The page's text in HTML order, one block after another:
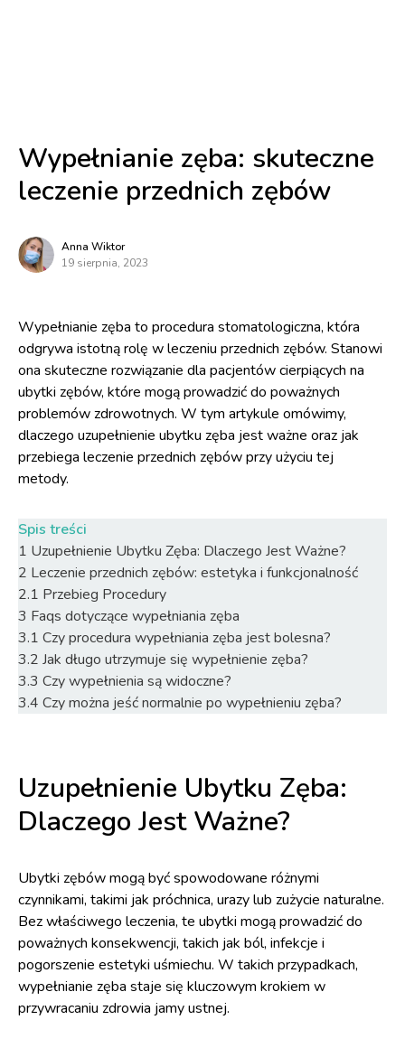
Wypełnianie zęba: skuteczne
leczenie przednich zębów
Anna Wiktor
19 sierpnia, 2023
Wypełnianie zęba to procedura stomatologiczna, która
odgrywa istotną rolę w leczeniu przednich zębów. Stanowi
ona skuteczne rozwiązanie dla pacjentów cierpiących na
ubytki zębów, które mogą prowadzić do poważnych
problemów zdrowotnych. W tym artykule omówimy,
dlaczego uzupełnienie ubytku zęba jest ważne oraz jak
przebiega leczenie przednich zębów przy użyciu tej
metody.
Spis treści
1 Uzupełnienie Ubytku Zęba: Dlaczego Jest Ważne?
2 Leczenie przednich zębów: estetyka i funkcjonalność
2.1 Przebieg Procedury
3 Faqs dotyczące wypełniania zęba
3.1 Czy procedura wypełniania zęba jest bolesna?
3.2 Jak długo utrzymuje się wypełnienie zęba?
3.3 Czy wypełnienia są widoczne?
3.4 Czy można jeść normalnie po wypełnieniu zęba?
Uzupełnienie Ubytku Zęba:
Dlaczego Jest Ważne?
Ubytki zębów mogą być spowodowane różnymi
czynnikami, takimi jak próchnica, urazy lub zużycie naturalne.
Bez właściwego leczenia, te ubytki mogą prowadzić do
poważnych konsekwencji, takich jak ból, infekcje i
pogorszenie estetyki uśmiechu. W takich przypadkach,
wypełnianie zęba staje się kluczowym krokiem w
przywracaniu zdrowia jamy ustnej.